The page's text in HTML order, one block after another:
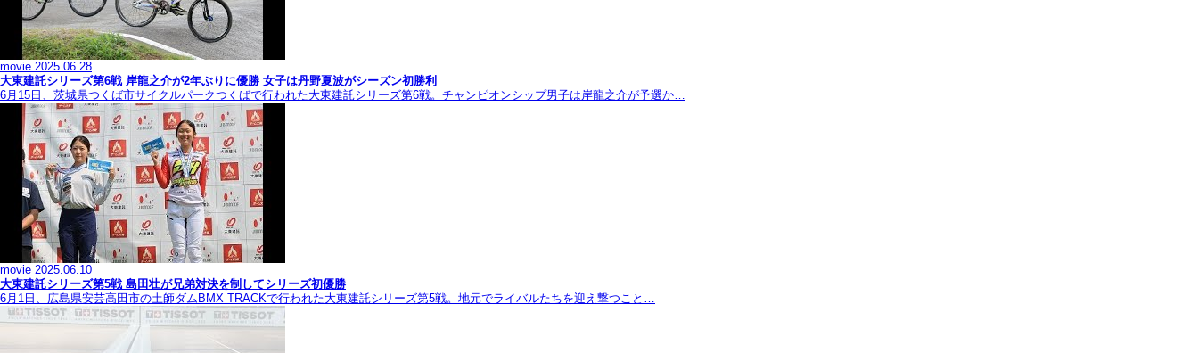
movie 2025.06.28
大東建託シリーズ第6戦 岸龍之介が2年ぶりに優勝 女子は丹野夏波がシーズン初勝利
6月15日、茨城県つくば市サイクルパークつくばで行われた大東建託シリーズ第6戦。チャンピオンシップ男子は岸龍之介が予選か…
movie 2025.06.10
大東建託シリーズ第5戦 島田壮が兄弟対決を制してシリーズ初優勝
6月1日、広島県安芸高田市の土師ダムBMX TRACKで行われた大東建託シリーズ第5戦。地元でライバルたちを迎え撃つこと…